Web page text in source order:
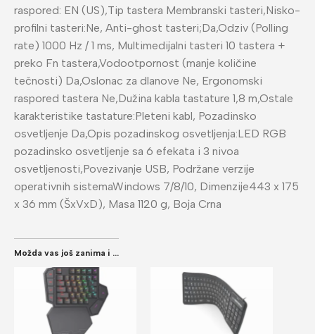
raspored: EN (US),Tip tastera Membranski tasteri,Nisko-
profilni tasteri:Ne, Anti-ghost tasteri;Da,Odziv (Polling
rate) 1000 Hz / 1 ms, Multimedijalni tasteri 10 tastera +
preko Fn tastera,Vodootpornost (manje količine
tečnosti) Da,Oslonac za dlanove Ne, Ergonomski
raspored tastera Ne,Dužina kabla tastature 1,8 m,Ostale
karakteristike tastature:Pleteni kabl, Pozadinsko
osvetljenje Da,Opis pozadinskog osvetljenja:LED RGB
pozadinsko osvetljenje sa 6 efekata i 3 nivoa
osvetljenosti,Povezivanje USB, Podržane verzije
operativnih sistemaWindows 7/8/10, Dimenzije443 x 175
x 36 mm (ŠxVxD), Masa 1120 g, Boja Crna
Možda vas još zanima i ...